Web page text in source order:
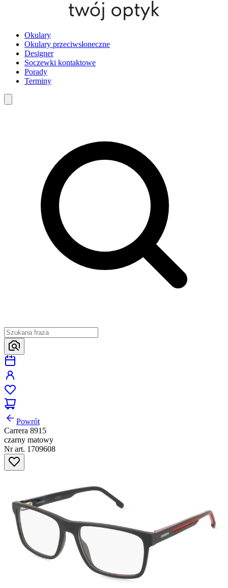
Okulary
Okulary przeciwsłoneczne
Designer
Soczewki kontaktowe
Porady
Terminy
Powrót
Carrera 8915
czarny matowy
Nr art. 1709608